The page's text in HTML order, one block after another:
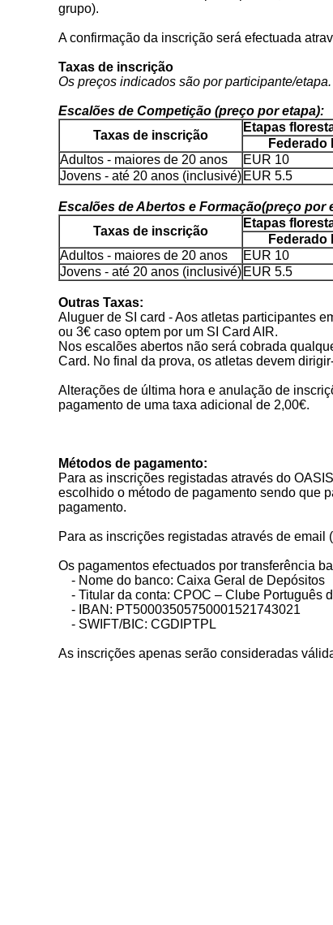
grupo).
A confirmação da inscrição será efectuada
Taxas de inscrição
Os preços indicados são por participante/etapa.
Escalões de Competição (preço por etapa):
Taxas de inscrição
Etapas
Federado
Adultos - maiores de 20 anos
EUR 10
Jovens - até 20 anos (inclusivé) EUR 5.5
Escalões de Abertos e Formação(preço por
Taxas de inscrição
Etapas
Federado
Adultos - maiores de 20 anos
EUR 10
Jovens - até 20 anos (inclusivé) EUR 5.5
Outras Taxas:
Aluguer de SI card - Aos atletas participantes
ou 3€ caso optem por um SI Card AIR.
Nos escalões abertos não será cobrada
Card. No final da prova, os atletas devem
Alterações de última hora e anulação de
pagamento de uma taxa adicional de 2,00€.
Métodos de pagamento:
Para as inscrições registadas através do
escolhido o método de pagamento sendo que
pagamento.
Para as inscrições registadas através de
Os pagamentos efectuados por transferência
- Nome do banco: Caixa Geral de Depósitos
- Titular da conta: CPOC – Clube Português
- IBAN: PT50003505750001521743021
- SWIFT/BIC: CGDIPTPL
As inscrições apenas serão consideradas